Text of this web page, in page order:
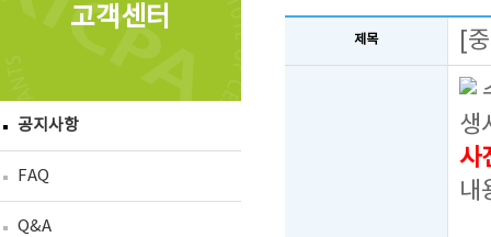
고객센터
공지사항
FAQ
Q&A
제목
[
생
사
내